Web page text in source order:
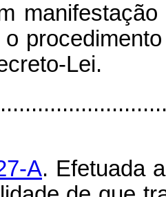
o
Lei.
A. Efetuada